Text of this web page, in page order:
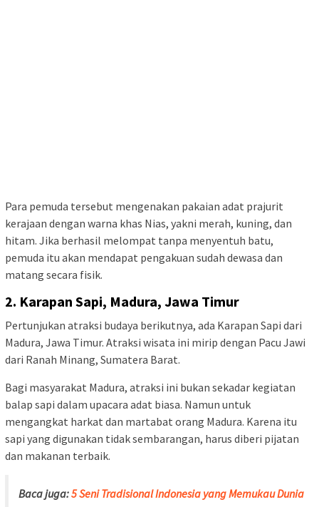
Para pemuda tersebut mengenakan pakaian adat prajurit
kerajaan dengan warna khas Nias, yakni merah, kuning, dan
hitam. Jika berhasil melompat tanpa menyentuh batu,
pemuda itu akan mendapat pengakuan sudah dewasa dan
matang secara fisik.
2. Karapan Sapi, Madura, Jawa Timur
Pertunjukan atraksi budaya berikutnya, ada Karapan Sapi dari
Madura, Jawa Timur. Atraksi wisata ini mirip dengan Pacu Jawi
dari Ranah Minang, Sumatera Barat.
Bagi masyarakat Madura, atraksi ini bukan sekadar kegiatan
balap sapi dalam upacara adat biasa. Namun untuk
mengangkat harkat dan martabat orang Madura. Karena itu
sapi yang digunakan tidak sembarangan, harus diberi pijatan
dan makanan terbaik.
Baca juga:5 Seni Tradisional Indonesia yang Memukau Dunia